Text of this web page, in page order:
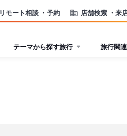
リモート相談 ・予約 店舗検索 ・来
テーマから探す旅行 旅行関